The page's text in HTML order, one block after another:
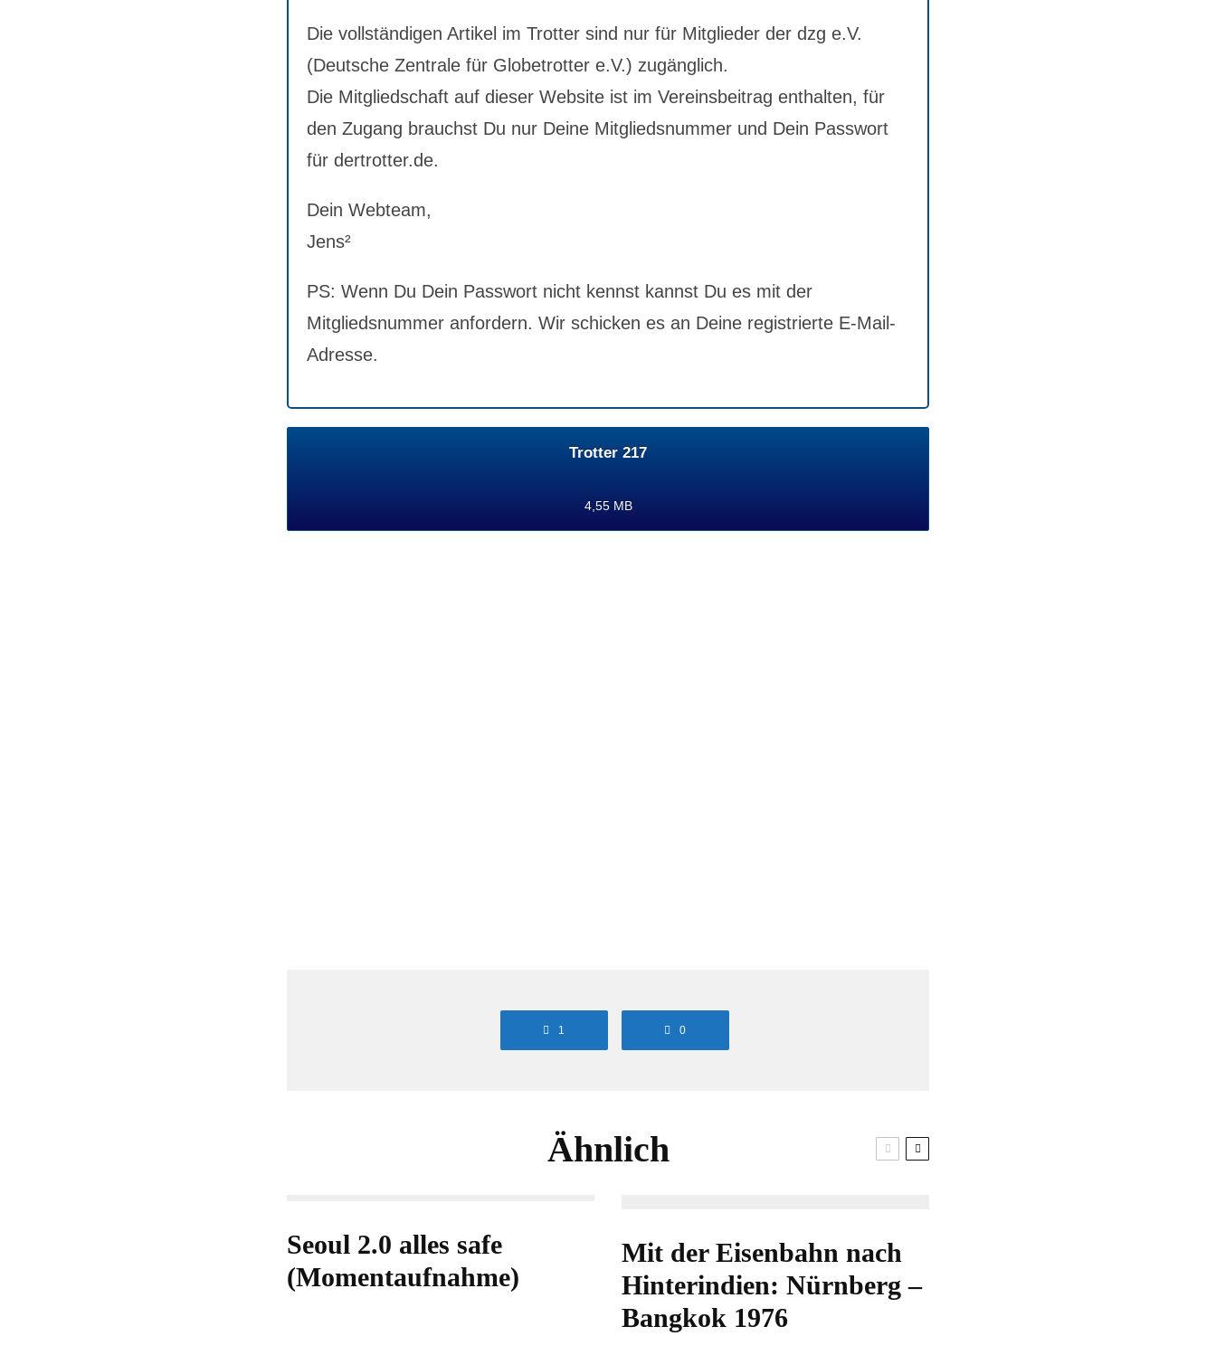
Die vollständigen Artikel im Trotter sind nur für Mitglieder der dzg e.V.
(Deutsche Zentrale für Globetrotter e.V.) zugänglich.
Die Mitgliedschaft auf dieser Website ist im Vereinsbeitrag enthalten, für
den Zugang brauchst Du nur Deine Mitgliedsnummer und Dein Passwort
für dertrotter.de.
Dein Webteam,
Jens²
PS: Wenn Du Dein Passwort nicht kennst kannst Du es mit der
Mitgliedsnummer anfordern. Wir schicken es an Deine registrierte E-Mail-
Adresse.
Trotter 217
4,55 MB
1 0
Ähnlich
Seoul 2.0 alles safe
(Momentaufnahme)
Mit der Eisenbahn nach
Hinterindien: Nürnberg –
Bangkok 1976